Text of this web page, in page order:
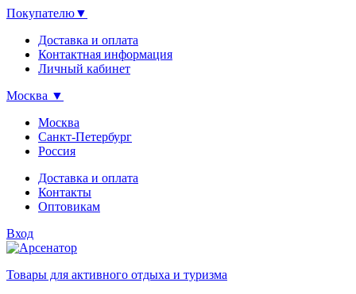
Покупателю▼
Доставка и оплата
Контактная информация
Личный кабинет
Москва ▼
Москва
Санкт-Петербург
Россия
Доставка и оплата
Контакты
Оптовикам
Вход
Товары для активного отдыха и туризма